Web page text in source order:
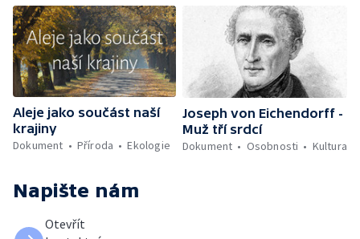
Aleje jako součást naší
krajiny
Dokument
Příroda Ekologie
Joseph von Eichendorff -
Muž tří srdcí
Dokument
Osobnosti Kultura
Napište nám
Otevřít